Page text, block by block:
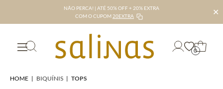
NÃO PERCA! | ATÉ 50% OFF + 20% EXTRA
COM O CUPOM 20EXTRA ✕
0
HOME | BIQUÍNIS | TOPS